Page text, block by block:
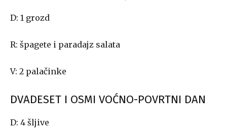
D: 1 grozd
R: špagete i paradajz salata
V: 2 palačinke
DVADESET I OSMI VOĆNO-POVRTNI DAN
D: 4 šljive